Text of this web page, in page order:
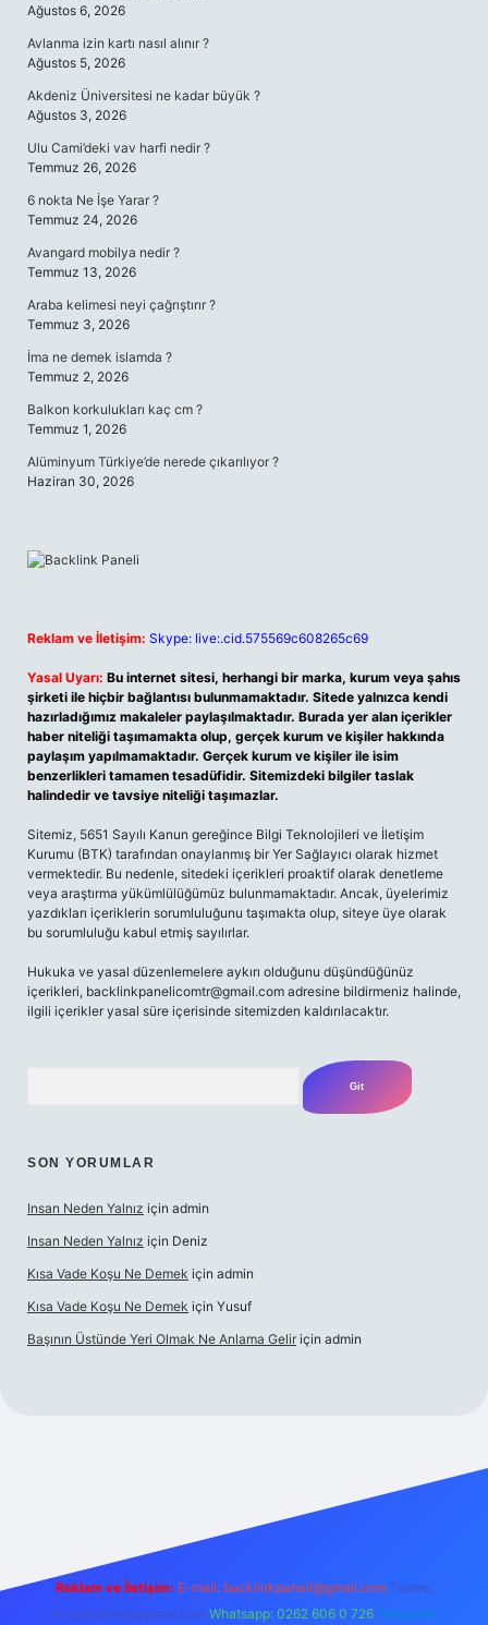
Ağustos 6, 2026
Avlanma izin kartı nasıl alınır ?
Ağustos 5, 2026
Akdeniz Üniversitesi ne kadar büyük ?
Ağustos 3, 2026
Ulu Cami’deki vav harfi nedir ?
Temmuz 26, 2026
6 nokta Ne İşe Yarar ?
Temmuz 24, 2026
Avangard mobilya nedir ?
Temmuz 13, 2026
Araba kelimesi neyi çağrıştırır ?
Temmuz 3, 2026
İma ne demek islamda ?
Temmuz 2, 2026
Balkon korkulukları kaç cm ?
Temmuz 1, 2026
Alüminyum Türkiye’de nerede çıkarılıyor ?
Haziran 30, 2026
Reklam ve İletişim: Skype: live:.cid.575569c608265c69
Yasal Uyarı: Bu internet sitesi, herhangi bir marka, kurum veya şahıs
şirketi ile hiçbir bağlantısı bulunmamaktadır. Sitede yalnızca kendi
hazırladığımız makaleler paylaşılmaktadır. Burada yer alan içerikler
haber niteliği taşımamakta olup, gerçek kurum ve kişiler hakkında
paylaşım yapılmamaktadır. Gerçek kurum ve kişiler ile isim
benzerlikleri tamamen tesadüfidir. Sitemizdeki bilgiler taslak
halindedir ve tavsiye niteliği taşımazlar.
Sitemiz, 5651 Sayılı Kanun gereğince Bilgi Teknolojileri ve İletişim
Kurumu (BTK) tarafından onaylanmış bir Yer Sağlayıcı olarak hizmet
vermektedir. Bu nedenle, sitedeki içerikleri proaktif olarak denetleme
veya araştırma yükümlülüğümüz bulunmamaktadır. Ancak, üyelerimiz
yazdıkları içeriklerin sorumluluğunu taşımakta olup, siteye üye olarak
bu sorumluluğu kabul etmiş sayılırlar.
Hukuka ve yasal düzenlemelere aykırı olduğunu düşündüğünüz
içerikleri, backlinkpanelicomtr@gmail.com adresine bildirmeniz halinde,
ilgili içerikler yasal süre içerisinde sitemizden kaldırılacaktır.
SON YORUMLAR
Insan Neden Yalnız için admin
Insan Neden Yalnız için Deniz
Kısa Vade Koşu Ne Demek için admin
Kısa Vade Koşu Ne Demek için Yusuf
Başının Üstünde Yeri Olmak Ne Anlama Gelir için admin
Reklam ve İletişim: E-mail: backlinkpaneli@gmail.com Teams:
forumhizmeti@gmail.com Whatsapp: 0262 606 0 726 Telegram: